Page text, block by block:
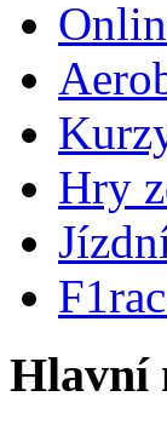
Hry
Hlavní